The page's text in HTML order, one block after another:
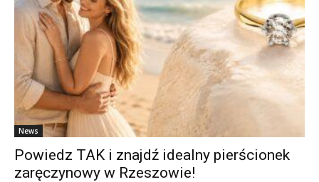
News
Powiedz TAK i znajdź idealny pierścionek
zaręczynowy w Rzeszowie!